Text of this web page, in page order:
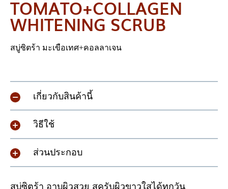
TOMATO+COLLAGEN
WHITENING SCRUB
สบู่ซิตร้า มะเขือเทศ+คอลลาเจน
เกี่ยวกับสินค้านี้
วิธีใช้
ส่วนประกอบ
สบู่ซิตร้า อาบผิวสวย สครับผิวขาวใสได้ทุกวัน